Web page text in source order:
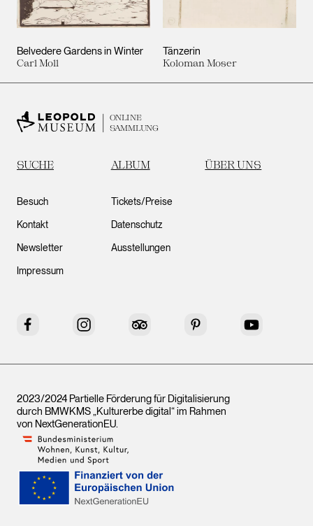
Belvedere Gardens in Winter
Carl Moll
Tänzerin
Koloman Moser
ONLINE
SAMMLUNG
SUCHE ALBUM ÜBER UNS
Besuch
Kontakt
Newsletter
Impressum
Tickets/Preise
Datenschutz
Ausstellungen
Facebook Instagram Tripadvisor Pinterest YouTube
2023/2024 Partielle Förderung für Digitalisierung
durch BMWKMS „Kulturerbe digital“ im Rahmen
von NextGenerationEU.